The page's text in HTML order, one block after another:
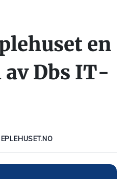
en
Dbs IT-
EPLEHUSET.NO